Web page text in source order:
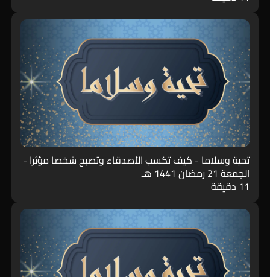
تحية وسلاما - كيف تكسب الأصدقاء وتصبح شخصا مؤثرا -
الجمعة 21 رمضان 1441 هـ
11 دقيقة